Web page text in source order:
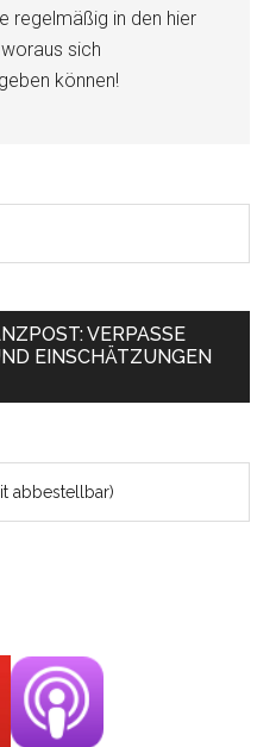
regelmäßig in den hier
sich
können!
VERPASSE
EINSCHÄTZUNGEN